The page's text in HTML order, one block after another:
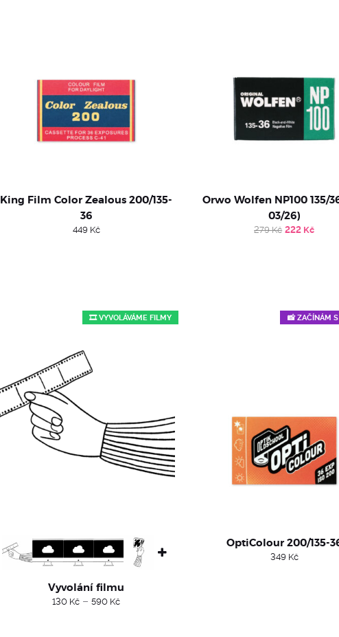
King Film Color Zealous 200/135-
36
449 Kč
Orwo Wolfen NP100 135/
03/26)
279Kč Original
222 Kč
🎞️ VYVOLÁVÁME FILMY
Vyvolání filmu
130 Kč – 590 KčPrice
📸 ZAČÍNÁM
OptiColour 200/135-
349 Kč